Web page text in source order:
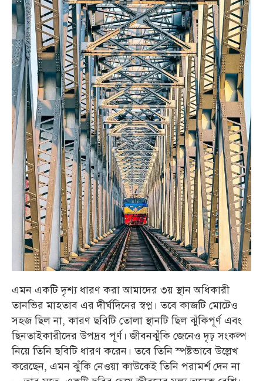
এমন একটি দৃশ্য ধারণ করা আমাদের ৩য় স্থান অধিকারী
তানভির মাহতাব এর দীর্ঘদিনের স্বপ্ন। তবে কাজটি মোটেও
সহজ ছিল না, কারণ ছবিটি তোলা স্থানটি ছিল ঝুঁকিপূর্ণ এবং
ছিনতাইকারীদের উপদ্রব পূর্ণ। জীবনঝুঁকি জেনেও দৃঢ় সংকল্প
নিয়ে তিনি ছবিটি ধারণ করেন। তবে তিনি স্পষ্টভাবে উল্লেখ
করেছেন, এমন ঝুঁকি নেওয়া কাউকেই তিনি পরামর্শ দেন না